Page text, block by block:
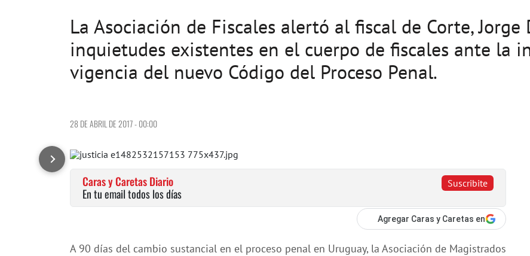
La Asociación de Fiscales alertó al fiscal de Corte, Jorge
inquietudes existentes en el cuerpo de fiscales ante la
vigencia del nuevo Código del Proceso Penal.
28 DE ABRIL DE 2017 - 00:00
Suscribite
Caras y Caretas Diario
En tu email todos los días
Agregar Caras y Caretas en
A 90 días del cambio sustancial en el proceso penal en Uruguay, la Asociación de Magistrados